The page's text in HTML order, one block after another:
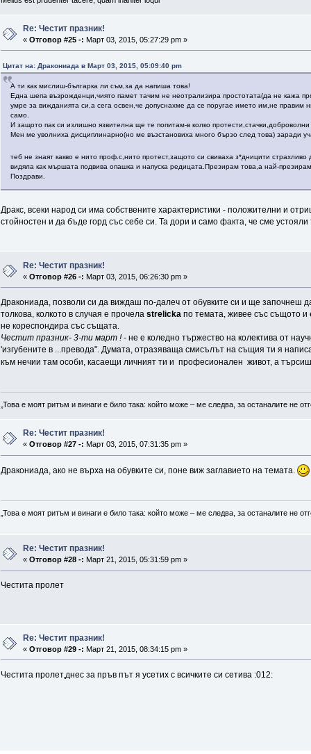
Re: Честит празник!
«Отговор #25 -: Март 03, 2015, 05:27:29 pm »
Цитат на: Дракониада в Март 03, 2015, 05:09:40 pm
А ти как мислиш-българка ли съм,за да напиша това!
Една шепа възрожденци,чиято памет тачим не неотрализира простотата(да не кажа
умре за вижданията си,а сега освен,че допуснахме да се поругае името им,не
само.
И защото пак си излишно язвителна ще те попитам-в колко
Мен ме уволниха дисциплинарно(но ме възстановиха много бързо след това) заради
теб не знаят какво е нито проф.с,нито протест,защото си свиваха з*дницити страхливо
видяла как мършата подвива опашка и напуска редицата.Презирам това,а най-
Поздрави.
Дракс, всеки народ си има собствените характеристики - положителни и
стойностен и да бъде горд със себе си. Та дори и само факта, че сме
Re: Честит празник!
«Отговор #26 -: Март 03, 2015, 06:26:30 pm »
Дракониада, позволи си да виждаш по-далеч от обувките си и ще започнеш
толкова, колкото в случая е прочела strelicka по темата, живее със същото и
не кореспондира със същата.
Честит празник- 3-ти март !- не е коледно тържество на колектива от
'изгубените в ...превода". Думата, отразяваща смисълът на същия ти я
към нечии там особи, касаещи личният ти и професионален живот, а търсиш
„Това е моят ритъм и винаги е било така: който може – ме следва, за останалите не
Re: Честит празник!
«Отговор #27 -: Март 03, 2015, 07:31:35 pm »
Дракониада, ако не върха на обувките си, поне виж заглавието на темата.
„Това е моят ритъм и винаги е било така: който може – ме следва, за останалите не
Re: Честит празник!
«Отговор #28 -: Март 21, 2015, 05:31:59 pm »
Честита пролет
Re: Честит празник!
«Отговор #29 -: Март 21, 2015, 08:34:15 pm »
Честита пролет,днес за пръв път я усетих с всичките си сетива :012: